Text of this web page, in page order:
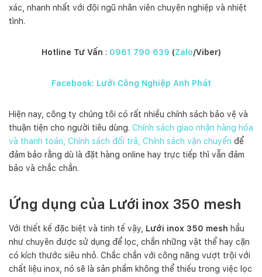
xác, nhanh nhất với đội ngũ nhân viên chuyên nghiệp và nhiệt
tình.
Hotline Tư Vấn : 0961 790 639 (Zalo/Viber)
Facebook: Lưới Công Nghiệp Anh Phát
Hiện nay, công ty chúng tôi có rất nhiều chính sách bảo vệ và
thuận tiện cho người tiêu dùng. Chính sách giao nhận hàng hóa
và thanh toán, Chính sách đổi trả, Chính sách vận chuyển để
đảm bảo rằng dù là đặt hàng online hay trực tiếp thì vẫn đảm
bảo và chắc chắn.
Ứng dụng của Lưới inox 350 mesh
Với thiết kế đặc biệt và tinh tế vậy, Lưới inox 350 mesh hầu
như chuyên được sử dụng để lọc, chắn những vật thể hay cặn
có kích thước siêu nhỏ. Chắc chắn với công năng vượt trội với
chất liệu inox, nó sẽ là sản phẩm không thể thiếu trong việc lọc